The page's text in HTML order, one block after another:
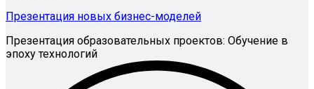
Презентация новых бизнес-моделей
Презентация образовательных проектов: Обучение в
эпоху технологий